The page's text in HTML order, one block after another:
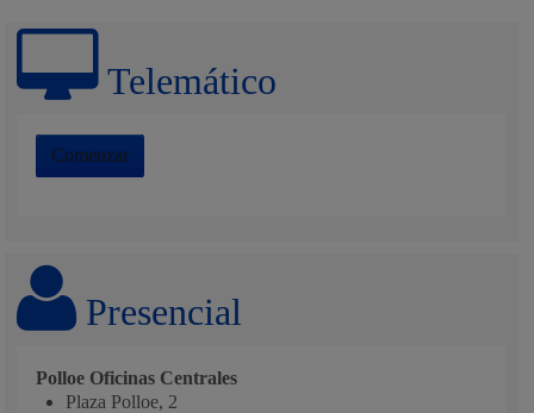
Telemático
Comenzar
Presencial
Polloe Oficinas Centrales
Plaza Polloe, 2